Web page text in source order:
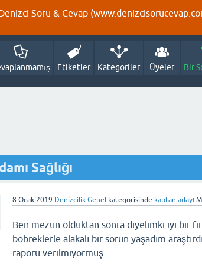
Soru & Cevap
Etiketler Kategoriler Üyeler Bir
Sağlığı
8 Ocak 2019 Denizcilik Genel kategorisinde kaptan adayı
Ben mezun olduktan sonra diyelimki iyi bir
böbreklerle alakalı bir sorun yaşadım
raporu verilmiyormuş